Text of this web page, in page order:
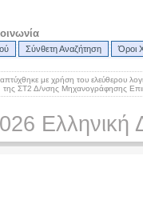
Σύνθετη Αναζήτηση Όροι
με χρήση του ελεύθερου
της ΣΤ2 Δ/νσης Μηχανογράφησης